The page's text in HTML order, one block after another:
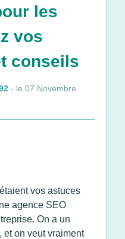
les
vos
conseils
- le 07 Novembre
vos astuces
agence SEO
On a un
et on veut vraiment